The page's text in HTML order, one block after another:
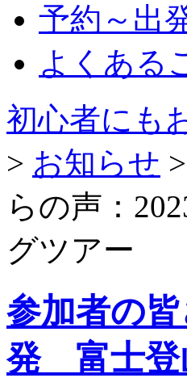
予約～出
よくある
初心者にも
> お知らせ >
らの声：
グツアー
参加者の
発 富士登